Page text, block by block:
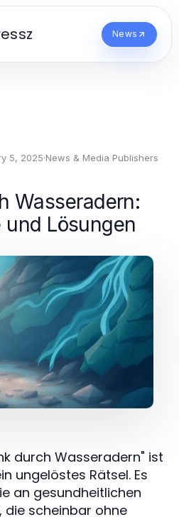
News
5, 2025·News & Media Publishers
Wasseradern:
Lösungen
durch Wasseradern" ist
ungelöstes Rätsel. Es
an gesundheitlichen
die scheinbar ohne